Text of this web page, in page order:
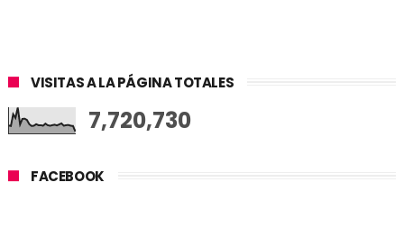
VISITAS A LA PÁGINA TOTALES
7,720,730
FACEBOOK